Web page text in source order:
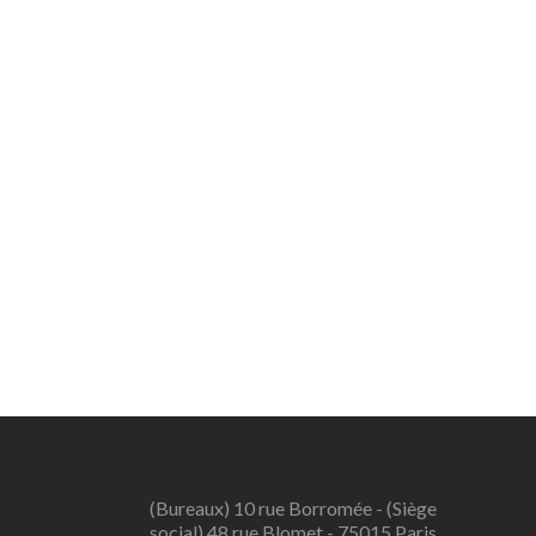
(Bureaux) 10 rue Borromée - (Siège